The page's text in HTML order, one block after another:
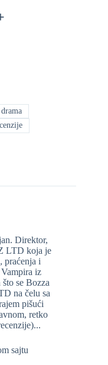
drama
Direktor,
LTD koja je
praćenja i
iz
se Bozza
na čelu sa
pišući
retko
sajtu